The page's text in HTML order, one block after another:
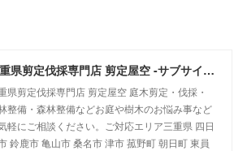
三重県剪定伐採専門店 剪定屋空 -サブサイト-
県剪定伐採専門店 剪定屋空 庭木剪定・伐採・
整備・森林整備などお庭や樹木のお悩み事など
軽にご相談ください。ご対応エリア三重県 四日
鈴鹿市 亀山市 桑名市 津市 菰野町 朝日町 東員